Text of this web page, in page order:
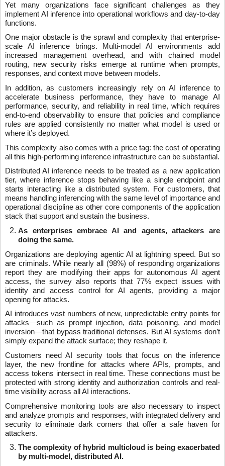
Yet many organizations face significant challenges as they
implement AI inference into operational workflows and day-to-day
functions.
One major obstacle is the sprawl and complexity that enterprise-
scale AI inference brings. Multi-model AI environments add
increased management overhead, and with chained model
routing, new security risks emerge at runtime when prompts,
responses, and context move between models.
In addition, as customers increasingly rely on AI inference to
accelerate business performance, they have to manage AI
performance, security, and reliability in real time, which requires
end-to-end observability to ensure that policies and compliance
rules are applied consistently no matter what model is used or
where it’s deployed.
This complexity also comes with a price tag: the cost of operating
all this high-performing inference infrastructure can be substantial.
Distributed AI inference needs to be treated as a new application
tier, where inference stops behaving like a single endpoint and
starts interacting like a distributed system. For customers, that
means handling inferencing with the same level of importance and
operational discipline as other core components of the application
stack that support and sustain the business.
As enterprises embrace AI and agents, attackers are
doing the same.
Organizations are deploying agentic AI at lightning speed. But so
are criminals. While nearly all (98%) of responding organizations
report they are modifying their apps for autonomous AI agent
access, the survey also reports that 77% expect issues with
identity and access control for AI agents, providing a major
opening for attacks.
AI introduces vast numbers of new, unpredictable entry points for
attacks—such as prompt injection, data poisoning, and model
inversion—that bypass traditional defenses. But AI systems don’t
simply expand the attack surface; they reshape it.
Customers need AI security tools that focus on the inference
layer, the new frontline for attacks where APIs, prompts, and
access tokens intersect in real time. These connections must be
protected with strong identity and authorization controls and real-
time visibility across all AI interactions.
Comprehensive monitoring tools are also necessary to inspect
and analyze prompts and responses, with integrated delivery and
security to eliminate dark corners that offer a safe haven for
attackers.
The complexity of hybrid multicloud is being exacerbated
by multi-model, distributed AI.